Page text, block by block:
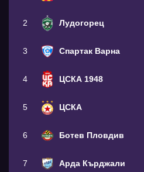
2 Лудогорец
3 Спартак Варна
4 ЦСКА 1948
5 ЦСКА
6 Ботев Пловдив
7 Арда Кърджали